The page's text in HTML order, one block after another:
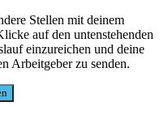
Stellen mit deinem
auf den untenstehenden
einzureichen und deine
Arbeitgeber zu senden.